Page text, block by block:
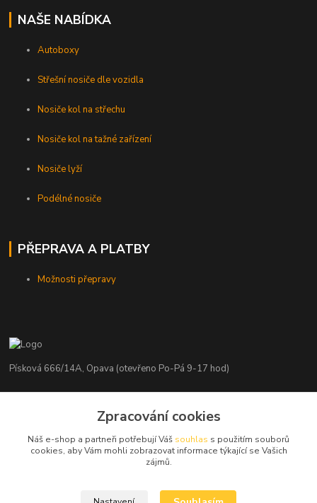
NAŠE NABÍDKA
Autoboxy
Střešní nosiče dle vozidla
Nosiče kol na střechu
Nosiče kol na tažné zařízení
Nosiče lyží
Podélné nosiče
PŘEPRAVA A PLATBY
Možnosti přepravy
Písková 666/14A, Opava (otevřeno Po-Pá 9-17 hod)
+420 776 839 986
info@nosice.com
Zpracování cookies
Náš e-shop a partneři potřebují Váš souhlas s použitím souborů
cookies, aby Vám mohli zobrazovat informace týkající se Vašich
zájmů.